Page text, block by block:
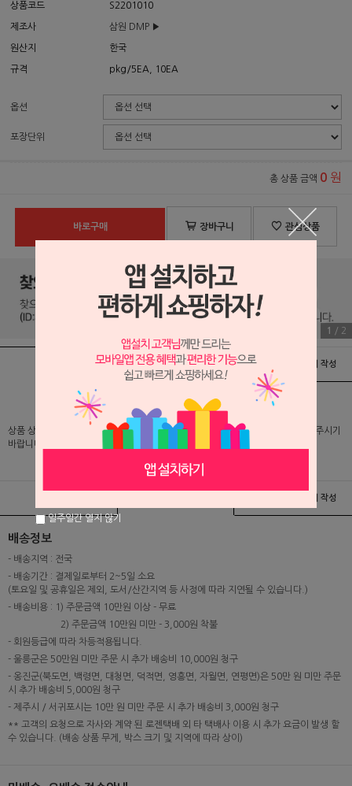
상품코드 S2201010
제조사 삼원 DMP ▶
원산지 한국
규격 pkg/5EA, 10EA
옵션
포장단위
총 상품 금액 0 원
바로구매 장바구니 관심상품
1 / 2
배송 및 교환/반품안내 상품후기 및 평가서 작성
상품 상세 설명 및 실제 구매 가격은 로그인 후 확인 가능하오니 반드시 로그인해 주시기
바랍니다.
상품후기 및 평가서 작성
배송정보
- 배송지역 : 전국
- 배송기간 : 결제일로부터 2~5일 소요
(토요일 및 공휴일은 제외, 도서/산간지역 등 사정에 따라 지연될 수 있습니다.)
- 배송비용 : 1) 주문금액 10만원 이상 - 무료
2) 주문금액 10만원 미만 - 3,000원 착불
- 회원등급에 따라 차등적용됩니다.
- 울릉군은 50만원 미만 주문 시 추가 배송비 10,000원 청구
- 옹진군(북도면, 백령면, 대청면, 덕적면, 영흥면, 자월면, 연평면)은 50만 원 미만 주문
시 추가 배송비 5,000원 청구
- 제주시 / 서귀포시는 10만 원 미만 주문 시 추가 배송비 3,000원 청구
** 고객의 요청으로 자사와 계약 된 로젠택배 외 타 택배사 이용 시 추가 요금이 발생 할
수 있습니다. (배송 상품 무게, 박스 크기 및 지역에 따라 상이)
일주일간 열지 않기